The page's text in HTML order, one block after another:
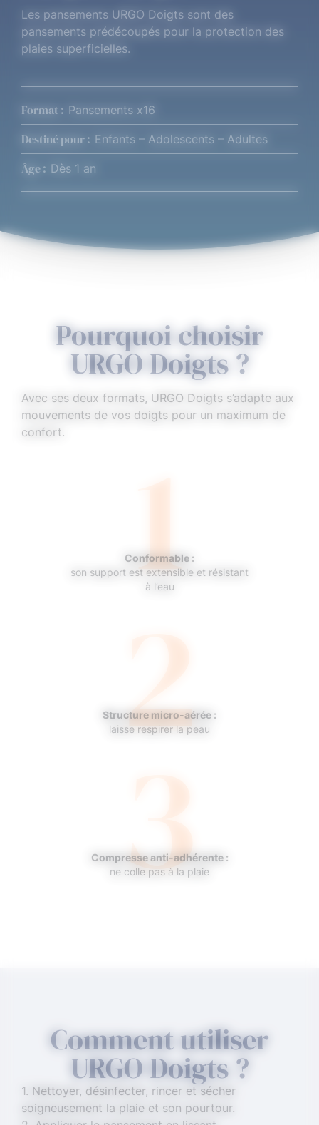
Les pansements URGO Doigts sont des
pansements prédécoupés pour la protection des
plaies superficielles.
Format : Pansements x16
Destiné pour : Enfants – Adolescents – Adultes
Âge : Dès 1 an
Pourquoi choisir
URGO Doigts ?
Avec ses deux formats, URGO Doigts s’adapte aux
mouvements de vos doigts pour un maximum de
confort.
1
Conformable :
son support est extensible et résistant
à l’eau
2
Structure micro-aérée :
laisse respirer la peau
3
Compresse anti-adhérente :
ne colle pas à la plaie
Comment utiliser
URGO Doigts ?
1. Nettoyer, désinfecter, rincer et sécher
soigneusement la plaie et son pourtour.